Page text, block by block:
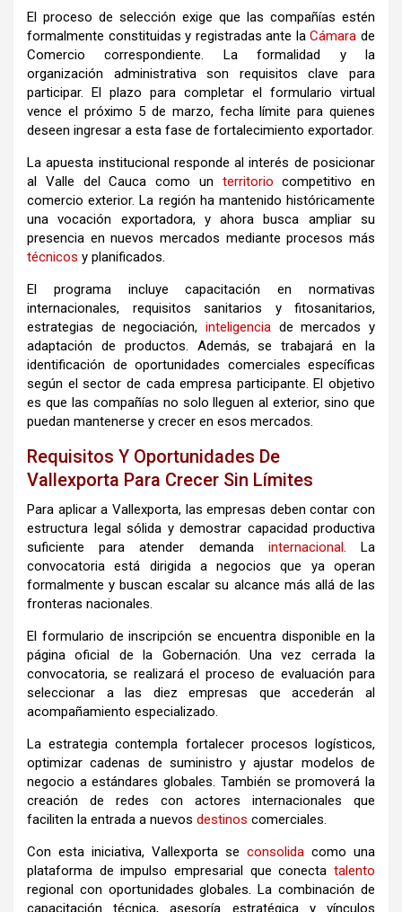
El proceso de selección exige que las compañías estén
formalmente constituidas y registradas ante laCámara de
Comercio correspondiente. La formalidad y la
organización administrativa son requisitos clave para
participar. El plazo para completar el formulario virtual
vence el próximo 5 de marzo, fecha límite para quienes
deseen ingresar a esta fase de fortalecimiento exportador.
La apuesta institucional responde al interés de posicionar
al Valle del Cauca como un territorio competitivo en
comercio exterior. La región ha mantenido históricamente
una vocación exportadora, y ahora busca ampliar su
presencia en nuevos mercados mediante procesos más
técnicos y planificados.
El programa incluye capacitación en normativas
internacionales, requisitos sanitarios y fitosanitarios,
estrategias de negociación, inteligencia de mercados y
adaptación de productos. Además, se trabajará en la
identificación de oportunidades comerciales específicas
según el sector de cada empresa participante. El objetivo
es que las compañías no solo lleguen al exterior, sino que
puedan mantenerse y crecer en esos mercados.
Requisitos Y Oportunidades De
Vallexporta Para Crecer Sin Límites
Para aplicar a Vallexporta, las empresas deben contar con
estructura legal sólida y demostrar capacidad productiva
suficiente para atender demanda internacional. La
convocatoria está dirigida a negocios que ya operan
formalmente y buscan escalar su alcance más allá de las
fronteras nacionales.
El formulario de inscripción se encuentra disponible en la
página oficial de la Gobernación. Una vez cerrada la
convocatoria, se realizará el proceso de evaluación para
seleccionar a las diez empresas que accederán al
acompañamiento especializado.
La estrategia contempla fortalecer procesos logísticos,
optimizar cadenas de suministro y ajustar modelos de
negocio a estándares globales. También se promoverá la
creación de redes con actores internacionales que
faciliten la entrada a nuevos destinos comerciales.
Con esta iniciativa, Vallexporta se consolida como una
plataforma de impulso empresarial que conecta talento
regional con oportunidades globales. La combinación de